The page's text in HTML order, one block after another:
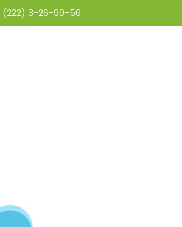
(222) 3-26-99-56